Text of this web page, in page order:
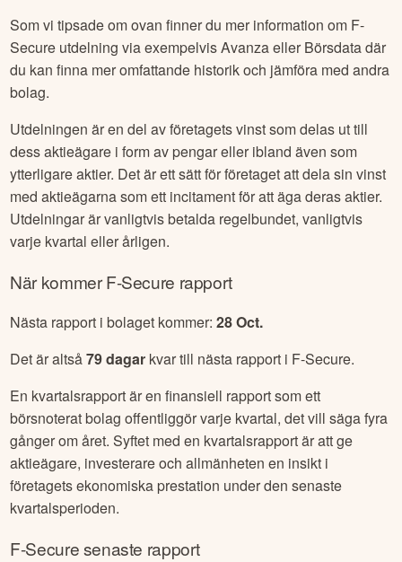
Som vi tipsade om ovan finner du mer information om F-
Secure utdelning via exempelvis Avanza eller Börsdata där
du kan finna mer omfattande historik och jämföra med andra
bolag.
Utdelningen är en del av företagets vinst som delas ut till
dess aktieägare i form av pengar eller ibland även som
ytterligare aktier. Det är ett sätt för företaget att dela sin vinst
med aktieägarna som ett incitament för att äga deras aktier.
Utdelningar är vanligtvis betalda regelbundet, vanligtvis
varje kvartal eller årligen.
När kommerF-Secure rapport
Nästa rapport i bolaget kommer:28 Oct.
Det är altså79dagar kvar till nästa rapport i F-Secure.
En kvartalsrapport är en finansiell rapport som ett
börsnoterat bolag offentliggör varje kvartal, det vill säga fyra
gånger om året. Syftet med en kvartalsrapport är att ge
aktieägare, investerare och allmänheten en insikt i
företagets ekonomiska prestation under den senaste
kvartalsperioden.
F-Securesenaste rapport